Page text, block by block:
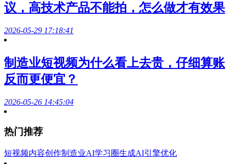
议，高技术产品不能拍，怎么做才有效果
2026-05-29 17:18:41
制造业短视频为什么看上去贵，仔细算账
反而更便宜？
2026-05-26 14:45:04
热门推荐
短视频内容创作制造业AI学习圈生成AI引擎优化